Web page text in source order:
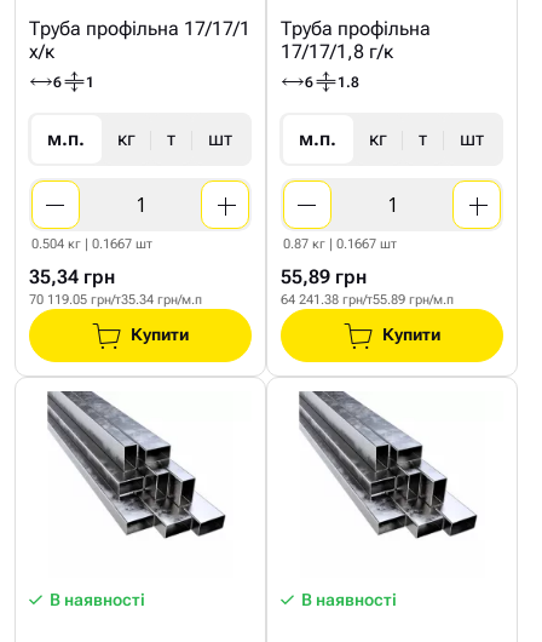
Труба профільна 17/17/1
х/к
6 1
м.п. кг т шт
0.504 кг | 0.1667 шт
35,34 грн
70 119.05 грн/т35.34 грн/м.п
Купити
Труба профільна
17/17/1,8 г/к
6 1.8
м.п. кг т шт
0.87 кг | 0.1667 шт
55,89 грн
64 241.38 грн/т55.89 грн/м.п
Купити
В наявності В наявності